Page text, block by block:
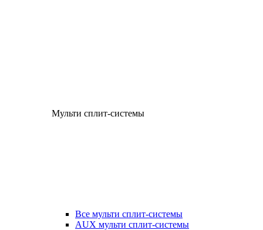
Мульти сплит-системы
Все мульти сплит-системы
AUX мульти сплит-системы